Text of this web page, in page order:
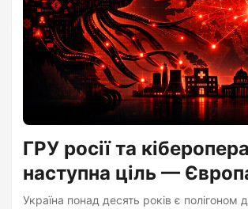
ГРУ росії та
наступна ціль —
Україна понад десять років є полігоном